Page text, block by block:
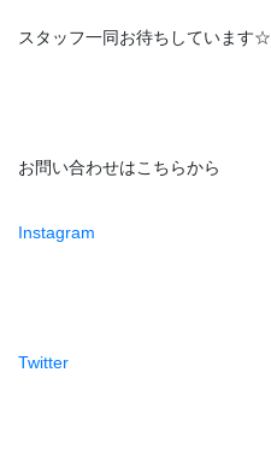
スタッフ一同お待ちしています☆
お問い合わせはこちらから
Instagram
Twitter